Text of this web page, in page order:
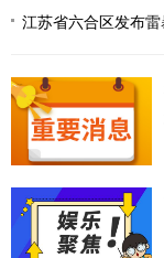
江苏省六合区发布